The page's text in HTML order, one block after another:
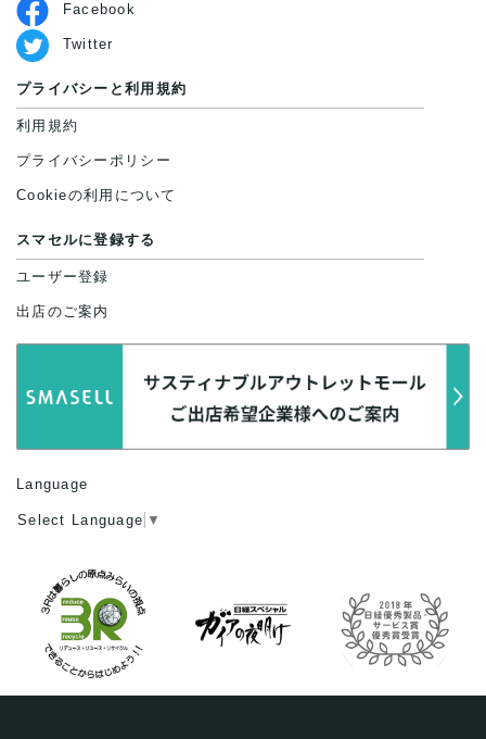
Facebook
Twitter
プライバシーと利用規約
利用規約
プライバシーポリシー
Cookieの利用について
スマセルに登録する
ユーザー登録
出店のご案内
Language
Select Language ▼